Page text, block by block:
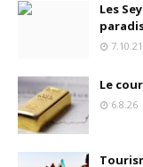
Les
7.10.21
Le
6.8.26